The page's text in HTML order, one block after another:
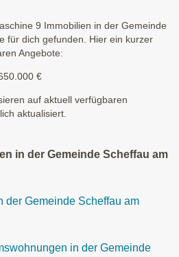
9 Immobilien in der Gemeinde
für dich gefunden. Hier ein kurzer
Angebote:
€
auf aktuell verfügbaren
aktualisiert.
in der Gemeinde Scheffau am
der Gemeinde Scheffau am
in der Gemeinde